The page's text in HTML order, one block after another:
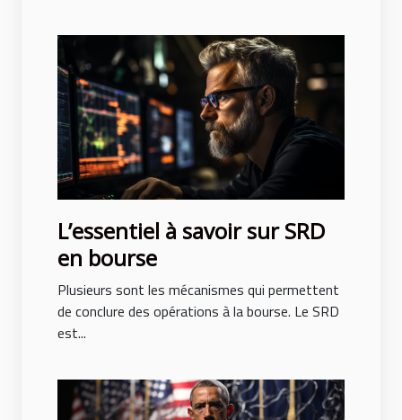
L’essentiel à savoir sur SRD
en bourse
Plusieurs sont les mécanismes qui permettent
de conclure des opérations à la bourse. Le SRD
est...